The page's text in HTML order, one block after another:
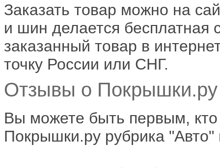
Заказать товар можно на
и шин делается бесплатная
заказанный товар в
точку России или СНГ.
Отзывы о Покрышки.ру
Вы можете быть первым,
Покрышки.ру рубрика "Авто"